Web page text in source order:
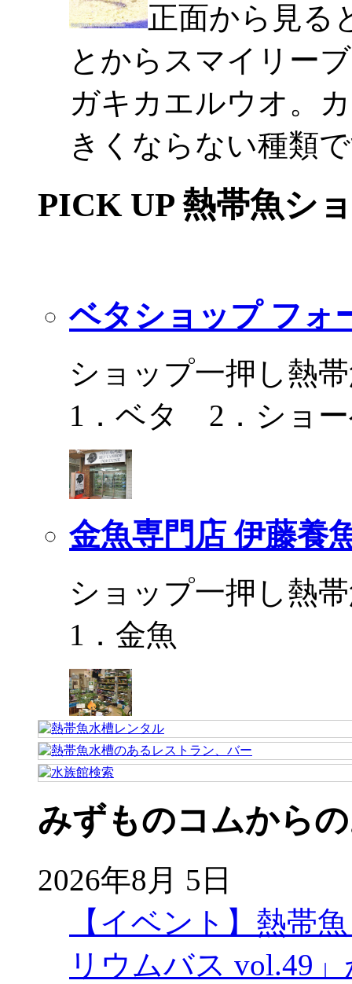
正面から見る
とからスマイリー
ガキカエルウオ。
きくならない種類
PICK UP 熱帯魚シ
ベタショップ フォ
ショップ一押し熱
1．ベタ 2．ショ
金魚専門店 伊藤養
ショップ一押し熱
1．金魚
みずものコムから
2026年8月 5日
【イベント】熱帯
リウムバス vol.49